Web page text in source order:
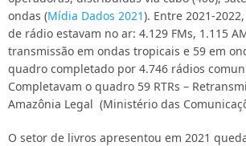
ondas (Mídia Dados 2021). Entre 2021-
de rádio estavam no ar: 4.129 FMs, 1.115
transmissão em ondas tropicais e 59 em
quadro completado por 4.746 rádios
Completavam o quadro 59 RTRs –
Amazônia Legal (Ministério das
O setor de livros apresentou em 2021